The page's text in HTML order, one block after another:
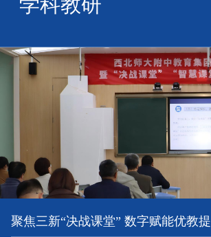
聚焦三新“决战课堂” 数字赋能优教